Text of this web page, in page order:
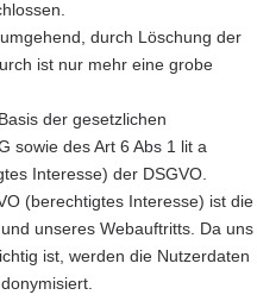
durch Löschung der
ist nur mehr eine grobe
der gesetzlichen
sowie des Art 6 Abs 1 lit a
Interesse) der DSGVO.
(berechtigtes Interesse) ist die
unseres Webauftritts. Da uns
ist, werden die Nutzerdaten